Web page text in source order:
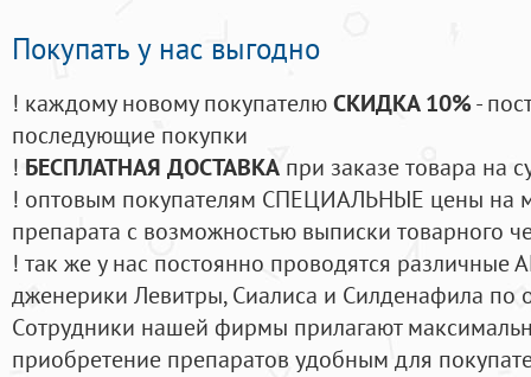
Покупать у нас выгодно
! каждому новому покупателюСКИДКА 10%-
последующие покупки
! БЕСПЛАТНАЯ ДОСТАВКА при заказе товара на
! оптовым покупателям СПЕЦИАЛЬНЫЕ цены на
препарата с возможностью выписки товарного
! так же у нас постоянно проводятся
дженерики Левитры, Сиалиса и Силденафила по
Cотрудники нашей фирмы прилагают
приобретение препаратов удобным для